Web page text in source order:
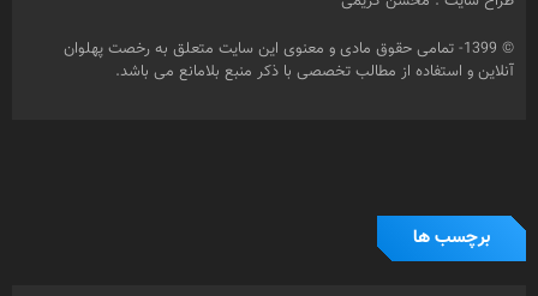
© 1399- تمامی حقوق مادی و معنوی این سایت متعلق به رخصت پهلوان
آنلاین و استفاده از مطالب تخصصی با ذکر منبع بلامانع می باشد.
برچسب ها